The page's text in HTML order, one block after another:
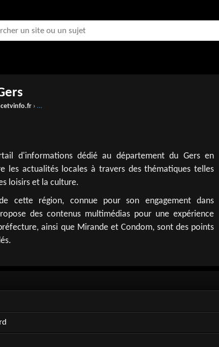
› occitanie › gers
d'informations dédié au département du Gers en
les actualités locales à travers des thématiques telles
loisirs et la culture.
cette région, connue pour son engagement dans
des contenus multimédias pour une expérience
ainsi que Mirande et Condom, sont des points